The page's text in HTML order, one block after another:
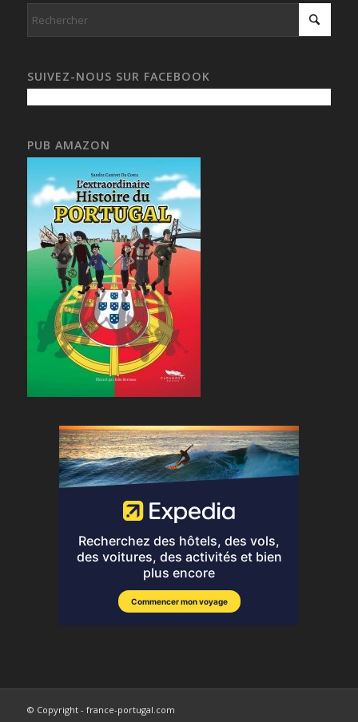
SUIVEZ-NOUS SUR FACEBOOK
PUB AMAZON
© Copyright - france-portugal.com